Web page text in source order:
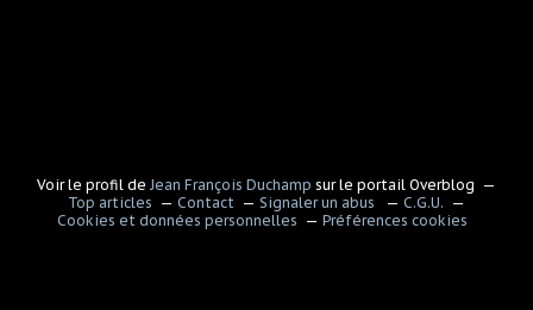
Voir le profil de Jean François Duchamp sur le portail Overblog
Top articles
Contact Signaler un abus
C.G.U.
Cookies et données personnelles
Préférences cookies